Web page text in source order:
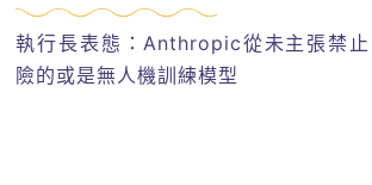
執行長表態：Anthropic從未主張禁
險的或是無人機訓練模型